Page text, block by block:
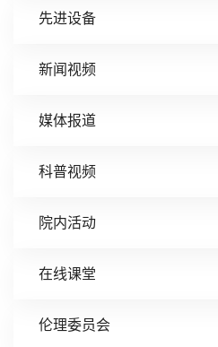
先进设备
新闻视频
媒体报道
科普视频
院内活动
在线课堂
伦理委员会